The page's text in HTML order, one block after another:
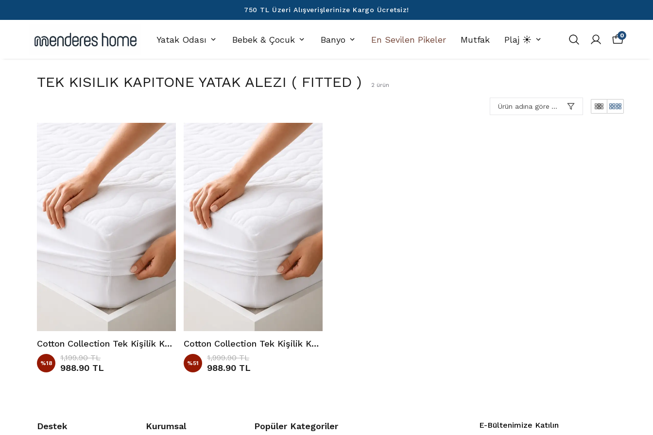
Denizli'den Dünyaya ❤️
Yatak Odası Bebek & Çocuk Banyo En Sevilen Pikeler Mutfak Plaj ☀️ 0
TEK KISILIK KAPITONE YATAK ALEZI ( FITTED ) 2 ürün
Ürün adına göre A-Z
Cotton Collection Tek Kişilik Kapitone Yatak Alezi ( Fitted ) 100x200 cm Beyaz
%18
1,199.90 TL
988.90 TL
Cotton Collection Tek Kişilik Kapitone Yatak Alezi ( Fitted ) 120x200 cm Beyaz
%51
1,999.90 TL
988.90 TL
Destek Kurumsal Popüler Kategoriler E-Bültenimize Katılın